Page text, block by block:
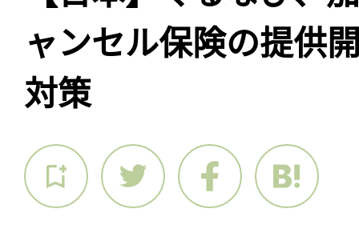
ャンセル保険の提供
対策